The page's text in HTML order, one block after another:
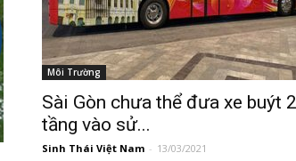
Môi Trường
Sài Gòn chưa thể đưa xe buýt 2
tầng vào sử...
Sinh Thái Việt Nam - 13/03/2021